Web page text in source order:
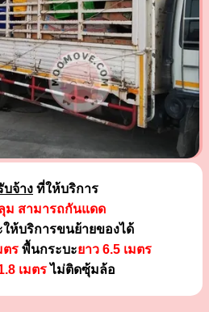
บจ้าง ที่ให้บริการ
ม สามารถกันแดด
ห้บริการขนย้ายของได้
ตรพื้นกระบะยาว 6.5 เมตร
เมตรไม่ติดซุ้มล้อ